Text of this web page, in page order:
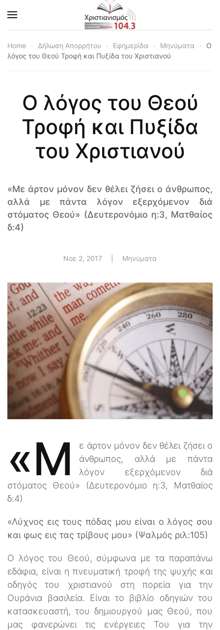
Skip to main content
Home Δήλωση Απορρήτου Εφημερίδα Μηνύματα
Ο
λόγος του Θεού Τροφή και Πυξίδα του Χριστιανού
Ο λόγος του Θεού
Τροφή και Πυξίδα
του Χριστιανού
«Με άρτον μόνον δεν θέλει ζήσει ο άνθρωπος,
αλλά με πάντα λόγον εξερχόμενον διά
στόματος Θεού» (Δευτερονόμιο η:3, Ματθαίος
δ:4)
Νοε 2, 2017 Μηνύματα
«Μ
ε άρτον μόνον δεν θέλει ζήσει ο
άνθρωπος, αλλά με πάντα
λόγον εξερχόμενον διά
στόματος Θεού» (Δευτερονόμιο η:3, Ματθαίος
δ:4)
«Λύχνος εις τους πόδας μου είναι ο λόγος σου
και φως εις τας τρίβους μου» (Ψαλμός ριλ:105)
Ο λόγος του Θεού, σύμφωνα με τα παραπάνω
εδάφια, είναι η πνευματική τροφή της ψυχής και
οδηγός του χριστιανού στη πορεία για την
Ουράνια βασιλεία. Είναι το βιβλίο οδηγιών του
κατασκευαστή, του δημιουργού μας Θεού, που
μας φανερώνει τις ενέργειες Του για την